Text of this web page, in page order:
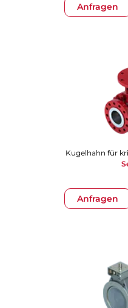
Anfragen
Anfragen
Kugelhahn für